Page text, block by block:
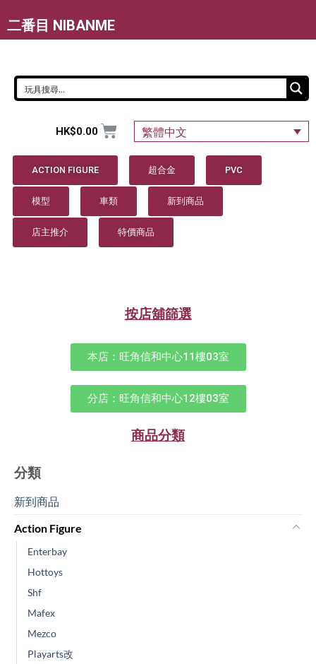
二番目 NIBANME
HK$0.00 繁體中文
ACTION FIGURE 超合金 PVC
模型 車類 新到商品
店主推介 特價商品
按店舖篩選
本店：旺角信和中心11樓03室
分店：旺角信和中心12樓03室
商品分類
分類
新到商品​
Action Figure
Enterbay
Hottoys
Shf
Mafex
Mezco
Playarts改